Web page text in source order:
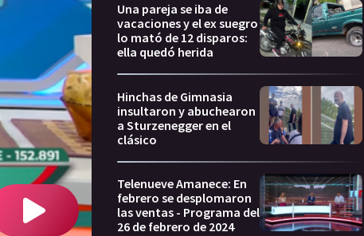
Una pareja se iba de
vacaciones y el ex suegro
lo mató de 12 disparos:
ella quedó herida
Hinchas de Gimnasia
insultaron y abuchearon
a Sturzenegger en el
clásico
Telenueve Amanece: En
febrero se desplomaron
las ventas - Programa del
26 de febrero de 2024